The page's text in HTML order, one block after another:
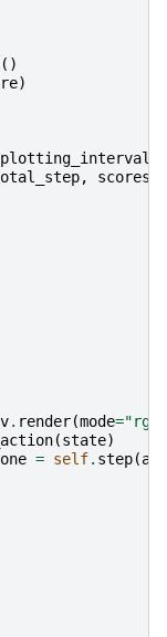
()
)
plotting_interval
, scores
. render(mode=
(state)
= self. step(